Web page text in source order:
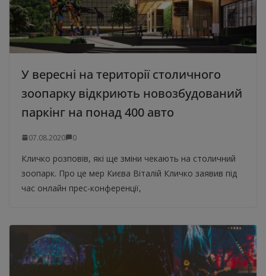
У вересні на території столичного
зоопарку відкриють новозбудований
паркінг на понад 400 авто
07.08.2020 0
Кличко розповів, які ще зміни чекають на столичний
зоопарк. Про це мер Києва Віталій Кличко заявив під
час онлайн прес-конференції,